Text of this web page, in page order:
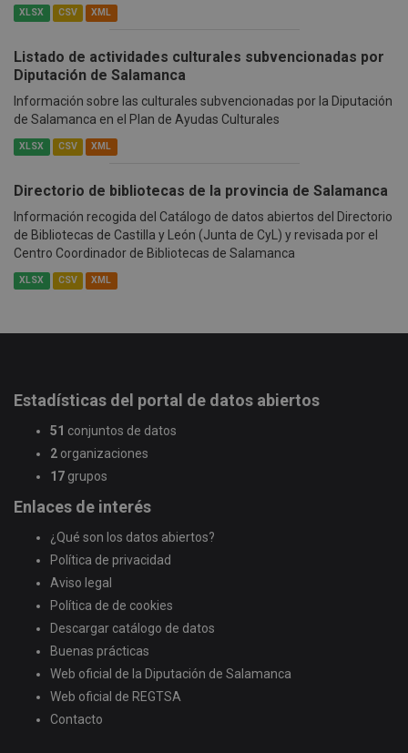
XLSX CSV XML
Listado de actividades culturales subvencionadas por
Diputación de Salamanca
Información sobre las culturales subvencionadas por la Diputación
de Salamanca en el Plan de Ayudas Culturales
XLSX CSV XML
Directorio de bibliotecas de la provincia de Salamanca
Información recogida del Catálogo de datos abiertos del Directorio
de Bibliotecas de Castilla y León (Junta de CyL) y revisada por el
Centro Coordinador de Bibliotecas de Salamanca
XLSX CSV XML
Estadísticas del portal de datos abiertos
51 conjuntos de datos
2 organizaciones
17 grupos
Enlaces de interés
¿Qué son los datos abiertos?
Política de privacidad
Aviso legal
Política de de cookies
Descargar catálogo de datos
Buenas prácticas
Web oficial de la Diputación de Salamanca
Web oficial de REGTSA
Contacto